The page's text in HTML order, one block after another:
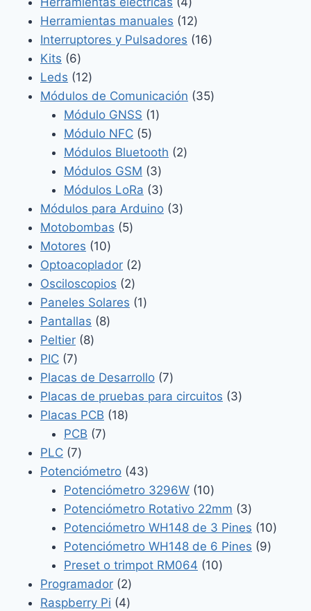
productos
Herramientas manuales 1212
productos
Interruptores y Pulsadores 1616
Kits 66
productos
Leds 1212
productos
Módulos de Comunicación 3535
Módulo GNSS 11
Módulo NFC 55
productos
Módulos Bluetooth 22
Módulos GSM 33
productos
Módulos LoRa 33
productos
Módulos para Arduino 33
Motobombas 55
Motores 1010
productos
Optoacoplador 22
Osciloscopios 22
productos
Paneles Solares 11
Pantallas 88
Peltier 88
PIC 77
productos
Placas de Desarrollo 77
productos
Placas de pruebas para circuitos 33
Placas PCB 1818
PCB 77
PLC 77
productos
Potenciómetro 4343
productos
Potenciómetro 3296W 1010
productos
Potenciómetro Rotativo 22mm 33
productos
Potenciómetro WH148 de 3 Pines 1010
Potenciómetro WH148 de 6 Pines 99
Preset o trimpot RM064 1010
Programador 22
productos
Raspberry Pi 44